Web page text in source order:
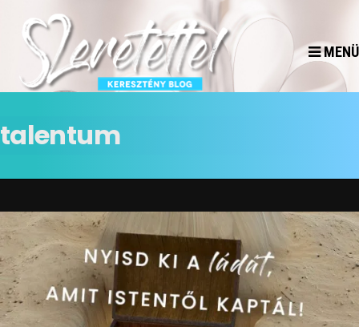
MENÜ
talentum